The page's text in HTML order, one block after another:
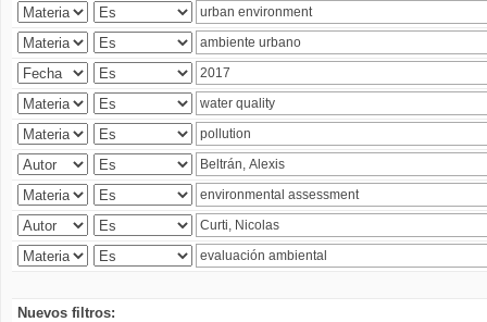
Nuevos filtros: